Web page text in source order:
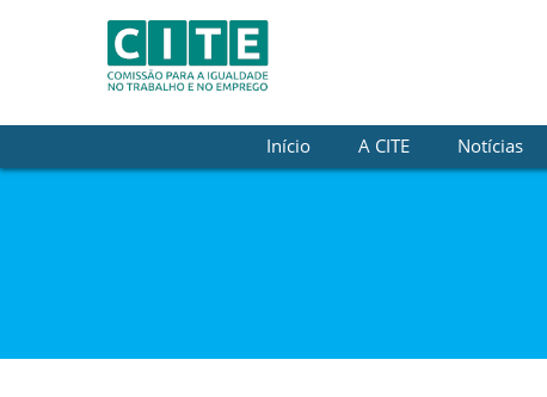
Início A CITE Notícias